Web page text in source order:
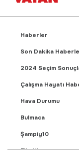
Haberler
Son Dakika
2024 Seçim
Çalışma Hayatı
Hava Durumu
Bulmaca
Şampiy10
Fikstür